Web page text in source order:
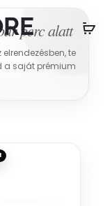
perc alatt
te
a saját prémium